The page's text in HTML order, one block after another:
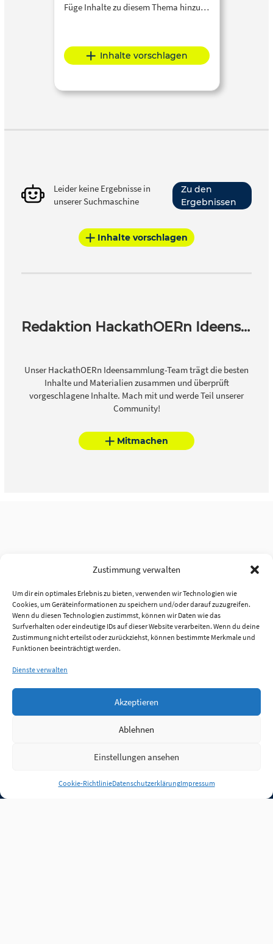
Zustimmung verwalten
Um dir ein optimales Erlebnis zu bieten, verwenden wir Technologien wie
Cookies, um Geräteinformationen zu speichern und/oder darauf zuzugreifen.
Wenn du diesen Technologien zustimmst, können wir Daten wie das
Surfverhalten oder eindeutige IDs auf dieser Website verarbeiten. Wenn du deine
Zustimmung nicht erteilst oder zurückziehst, können bestimmte Merkmale und
Funktionen beeinträchtigt werden.
Dienste verwalten
Akzeptieren
Ablehnen
Einstellungen ansehen
Cookie-RichtlinieDatenschutzerklärungImpressum
Füge Inhalte zu diesem Thema hinzu…
Inhalte vorschlagen
Leider keine Ergebnisse in
unserer Suchmaschine
Zu den
Ergebnissen
Inhalte vorschlagen
Redaktion HackathOERn Ideensammlung
Unser HackathOERn Ideensammlung-Team trägt die besten
Inhalte und Materialien zusammen und überprüft
vorgeschlagene Inhalte. Mach mit und werde Teil unserer
Community!
Mitmachen
Anmelden
Jobs Partner FAQ Quellen